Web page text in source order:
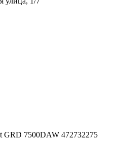
GRD 7500DAW 472732275